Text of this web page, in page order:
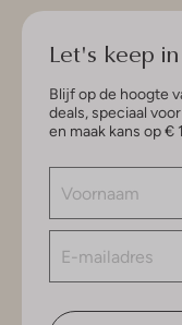
Let's keep
Blijf op de hoogte
deals, speciaal
en maak kans op €